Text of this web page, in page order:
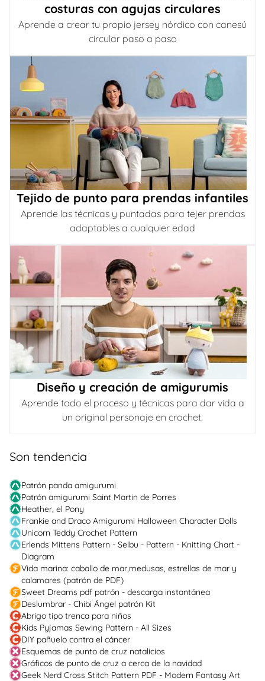
costuras con agujas circulares
Aprende a crear tu propio jersey nórdico con canesú
circular paso a paso
Tejido de punto para prendas infantiles
Aprende las técnicas y puntadas para tejer prendas
adaptables a cualquier edad
Diseño y creación de amigurumis
Aprende todo el proceso y técnicas para dar vida a
un original personaje en crochet.
Son tendencia
Patrón panda amigurumi
Patrón amigurumi Saint Martin de Porres
Heather, el Pony
Frankie and Draco Amigurumi Halloween Character Dolls
Unicorn Teddy Crochet Pattern
Erlends Mittens Pattern - Selbu - Pattern - Knitting Chart -
Diagram
Vida marina: caballo de mar,medusas, estrellas de mar y
calamares (patrón de PDF)
Sweet Dreams pdf patrón - descarga instantánea
Deslumbrar - Chibi Ángel patrón Kit
Abrigo tipo trenca para niños
Kids Pyjamas Sewing Pattern - All Sizes
DIY pañuelo contra el cáncer
Esquemas de punto de cruz natalicios
Gráficos de punto de cruz a cerca de la navidad
Geek Nerd Cross Stitch Pattern PDF - Modern Fantasy Art